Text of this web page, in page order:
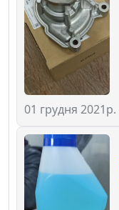
01 грудня 2021р.